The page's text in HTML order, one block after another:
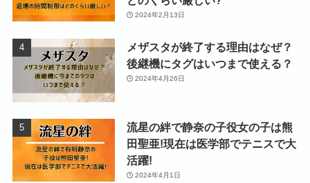
2024年2月13日
メザスタが終了する理由はなぜ？
後継機にタグはいつまで使える？
2024年4月26日
流星の絆で静奈の子役女の子は熊
田聖亜!現在は医学部でテニスで大
活躍!
2024年4月1日